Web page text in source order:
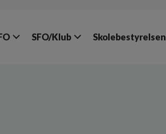
SFO/Klub Skolebestyrelsen